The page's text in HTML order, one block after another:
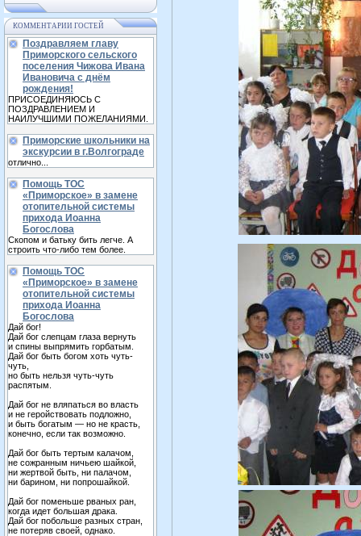
КОММЕНТАРИИ ГОСТЕЙ
Поздравляем главу
Приморского сельского
поселения Чижова Ивана
Ивановича с днём
рождения!
ПРИСОЕДИНЯЮСЬ С
ПОЗДРАВЛЕНИЕМ И
НАИЛУЧШИМИ ПОЖЕЛАНИЯМИ.
Приморские школьники на
экскурсии в г.Волгограде
отлично...
Помощь ТОС
«Приморское» в замене
отопительной системы
прихода Иоанна
Богослова
Скопом и батьку бить легче. А
строить что-либо тем более.
Помощь ТОС
«Приморское» в замене
отопительной системы
прихода Иоанна
Богослова
Дай бог!
Дай бог слепцам глаза вернуть
и спины выпрямить горбатым.
Дай бог быть богом хоть чуть-
чуть,
но быть нельзя чуть-чуть
распятым.
Дай бог не вляпаться во власть
и не геройствовать подложно,
и быть богатым — но не красть,
конечно, если так возможно.
Дай бог быть тертым калачом,
не сожранным ничьею шайкой,
ни жертвой быть, ни палачом,
ни барином, ни попрошайкой.
Дай бог поменьше рваных ран,
когда идет большая драка.
Дай бог побольше разных стран,
не потеряв своей, однако.